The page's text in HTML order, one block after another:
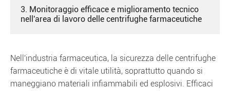
3. Monitoraggio efficace e miglioramento tecnico
nell'area di lavoro delle centrifughe farmaceutiche
Nell'industria farmaceutica, la sicurezza delle centrifughe
farmaceutiche è di vitale utilità, soprattutto quando si
maneggiano materiali infiammabili ed esplosivi. Efficaci